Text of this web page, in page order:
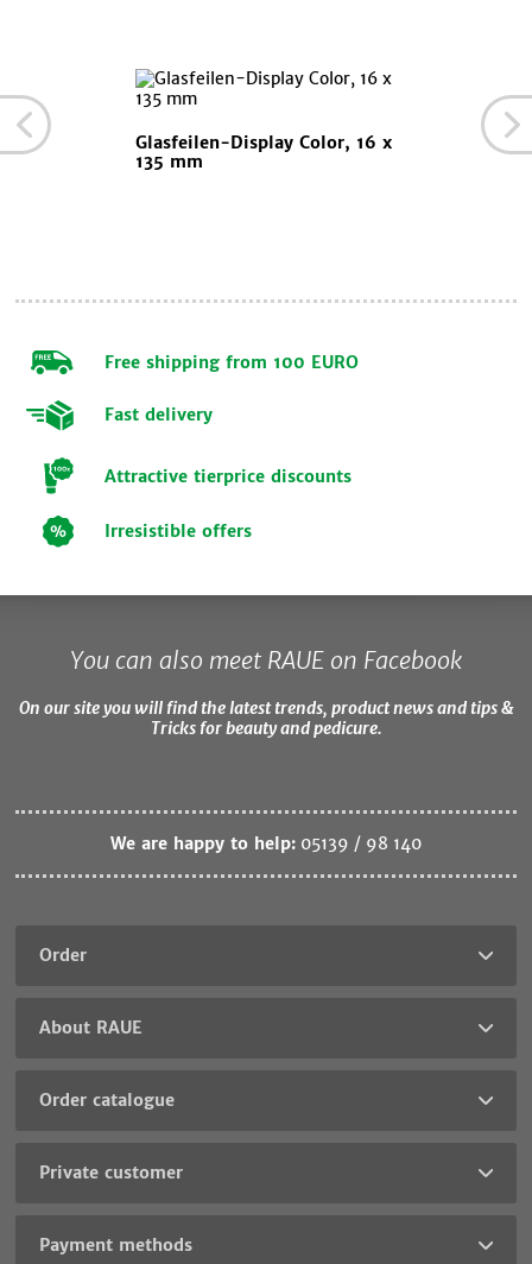
Glasfeilen-Display Color, 16 x
135 mm
Free shipping from 100 EURO
Fast delivery
Attractive tierprice discounts
Irresistible offers
You can also meet RAUE on Facebook
On our site you will find the latest trends, product news and tips &
Tricks for beauty and pedicure.
We are happy to help: 05139 / 98 140
Order
About RAUE
Order catalogue
Private customer
Payment methods